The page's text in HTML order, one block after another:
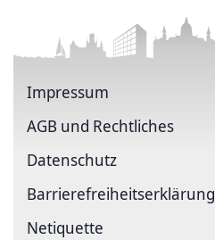
Impressum
AGB und Rechtliches
Datenschutz
Barriere­freiheits­erklärung
Netiquette